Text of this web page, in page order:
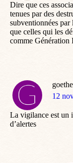
Dire que ces
tenues par des
subventionnées par
que celles qui les
comme
dit
12
La vigilance est un
d’alertes